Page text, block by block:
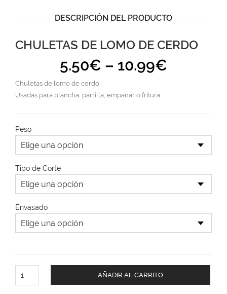
DESCRIPCIÓN DEL PRODUCTO
CHULETAS DE LOMO DE CERDO
5.50€ – 10.99€
Chuletas de lomo de cerdo.
Usadas para plancha, parrilla, empanar o fritura.
Peso
Tipo de Corte
Envasado
AÑADIR AL CARRITO